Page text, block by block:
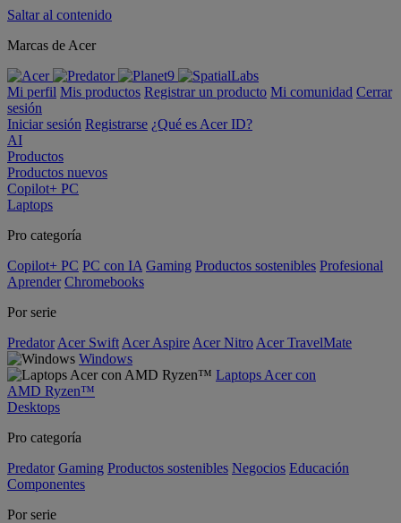
Saltar al contenido
Marcas de Acer
Mi perfil Mis productos Registrar un producto Mi comunidad Cerrar
sesión
Iniciar sesión Registrarse ¿Qué es Acer ID?
AI
Productos
Productos nuevos
Copilot+ PC
Laptops
Pro categoría
Copilot+ PC PC con IA Gaming Productos sostenibles Profesional
Aprender Chromebooks
Por serie
Predator Acer Swift Acer Aspire Acer Nitro Acer TravelMate
Windows
Laptops Acer con
AMD Ryzen™
Desktops
Pro categoría
Predator Gaming Productos sostenibles Negocios Educación
Componentes
Por serie